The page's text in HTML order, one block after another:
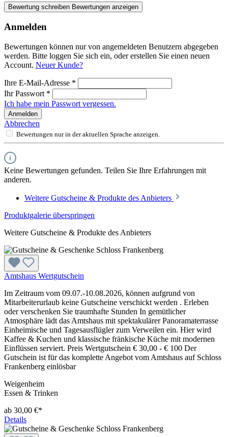
Bewertung schreiben Bewertungen anzeigen
Anmelden
Bewertungen können nur von angemeldeten Benutzern abgegeben
werden. Bitte loggen Sie sich ein, oder erstellen Sie einen neuen
Account. Neuer Kunde?
Ihre E-Mail-Adresse *
Ihr Passwort *
Ich habe mein Passwort vergessen.
Anmelden
Abbrechen
Bewertungen nur in der aktuellen Sprache anzeigen.
Keine Bewertungen gefunden. Teilen Sie Ihre Erfahrungen mit
anderen.
Weitere Gutscheine & Produkte des Anbieters
Produktgalerie überspringen
Weitere Gutscheine & Produkte des Anbieters
Amtshaus Wertgutschein
Im Zeitraum vom 09.07.-10.08.2026, können aufgrund von
Mitarbeiterurlaub keine Gutscheine verschickt werden . Erleben
oder verschenken Sie traumhafte Stunden In gemütlicher
Atmosphäre lädt das Amtshaus mit spektakulärer Panoramaterrasse
Einheimische und Tagesausflügler zum Verweilen ein. Hier wird
Kaffee & Kuchen und klassische fränkische Küche mit modernen
Einflüssen serviert. Preis Wertgutschein € 30,00 - € 100 Der
Gutschein ist für das komplette Angebot vom Amtshaus auf Schloss
Frankenberg einlösbar
Weigenheim
Essen & Trinken
ab 30,00 €*
Details